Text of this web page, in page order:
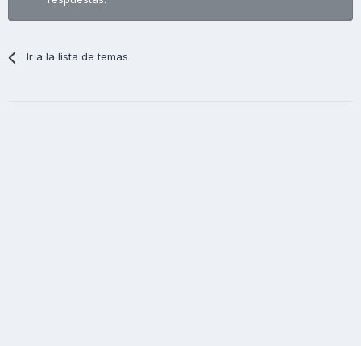
Ir a la lista de temas